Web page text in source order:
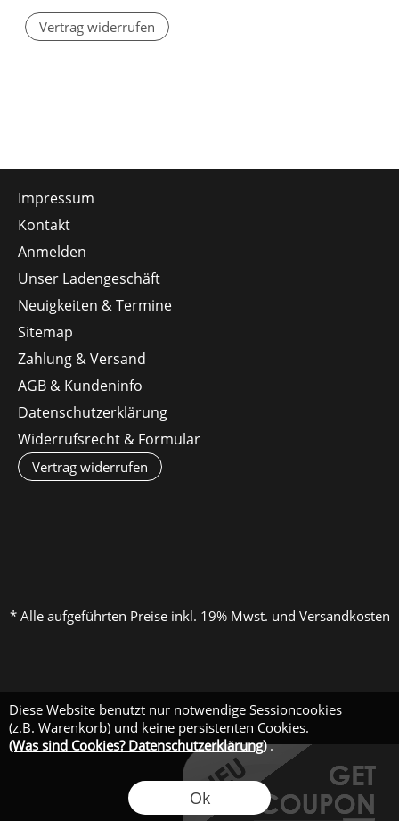
Diese Website benutzt nur notwendige Sessioncookies
(z.B. Warenkorb) und keine persistenten Cookies.
(Was sind Cookies? Datenschutzerklärung).
Ok
Vertrag widerrufen
Impressum
Kontakt
Anmelden
Unser Ladengeschäft
Neuigkeiten & Termine
Sitemap
Zahlung & Versand
AGB & Kundeninfo
Datenschutzerklärung
Widerrufsrecht & Formular
Vertrag widerrufen
* Alle aufgeführten Preise inkl. 19% Mwst. und Versandkosten